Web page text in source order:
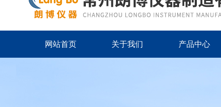
网站首页 关于我们 产品中心